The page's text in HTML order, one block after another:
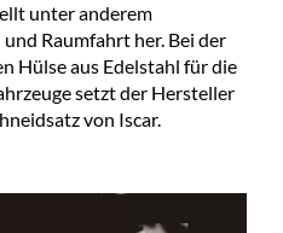
unter anderem
Raumfahrt her. Bei der
Hülse aus Edelstahl für die
setzt der Hersteller
von Iscar.